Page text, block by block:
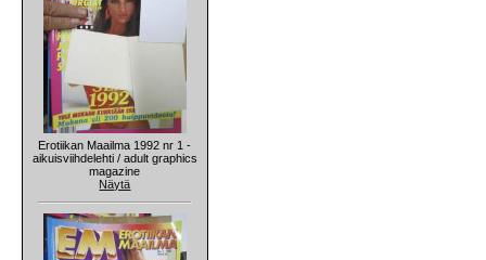
Erotiikan Maailma 1992 nr 1 -
aikuisviihdelehti / adult graphics
magazine
Näytä